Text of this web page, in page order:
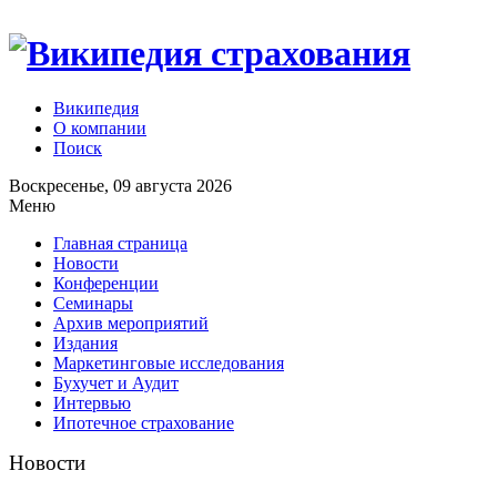
Википедия
О компании
Поиск
Воскресенье, 09 августа 2026
Меню
Главная страница
Новости
Конференции
Семинары
Архив мероприятий
Издания
Маркетинговые исследования
Бухучет и Аудит
Интервью
Ипотечное страхование
Новости